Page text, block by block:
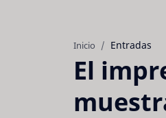
Inicio Entradas
El